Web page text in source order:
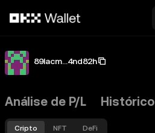
89lacm...4nd82h
Análise de P/L Histórico
Cripto NFT DeFi